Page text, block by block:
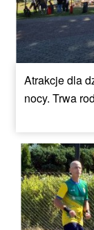
Atrakcje dla
nocy. Trwa